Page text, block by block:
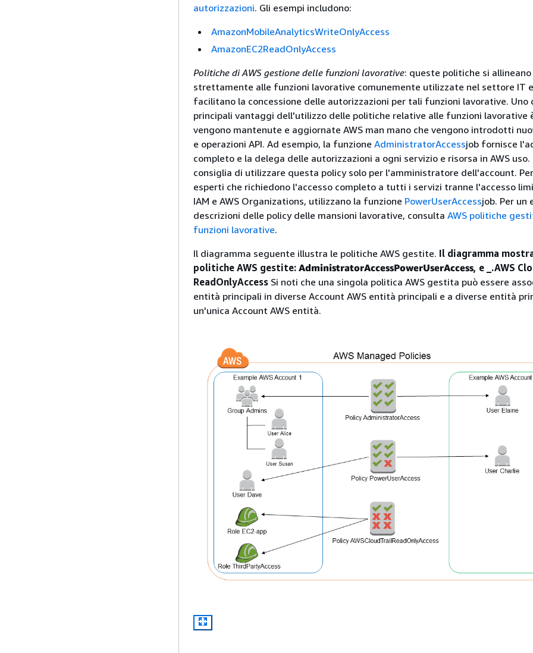
autorizzazioni. Gli esempi includono:
AmazonMobileAnalyticsWriteOnlyAccess
AmazonEC2ReadOnlyAccess
Politiche di AWS gestione delle funzioni lavorative: queste politiche si allineano
strettamente alle funzioni lavorative comunemente utilizzate nel settore IT e
facilitano la concessione delle autorizzazioni per tali funzioni lavorative. Uno
principali vantaggi dell'utilizzo delle politiche relative alle funzioni lavorative
vengono mantenute e aggiornate AWS man mano che vengono introdotti
e operazioni API. Ad esempio, la funzione AdministratorAccessjob fornisce
completo e la delega delle autorizzazioni a ogni servizio e risorsa in AWS uso.
consiglia di utilizzare questa policy solo per l'amministratore dell'account.
esperti che richiedono l'accesso completo a tutti i servizi tranne l'accesso
IAM e AWS Organizations, utilizzano la funzione PowerUserAccessjob. Per un
descrizioni delle policy delle mansioni lavorative, consulta AWS politiche
funzioni lavorative.
Il diagramma seguente illustra le politiche AWS gestite. Il diagramma
politiche AWS gestite: AdministratorAccessPowerUserAccess, e _.AWS
ReadOnlyAccess Si noti che una singola politica AWS gestita può essere
entità principali in diverse Account AWS entità principali e a diverse entità
un'unica Account AWS entità.